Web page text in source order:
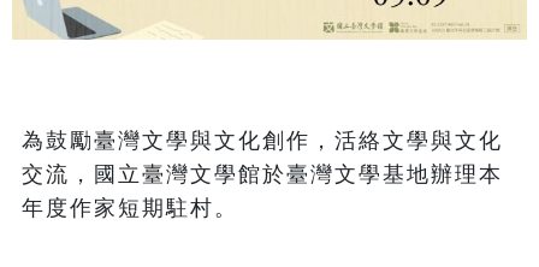
為鼓勵臺灣文學與文化創作，活絡文學與文化
交流，國立臺灣文學館於臺灣文學基地辦理本
年度作家短期駐村。